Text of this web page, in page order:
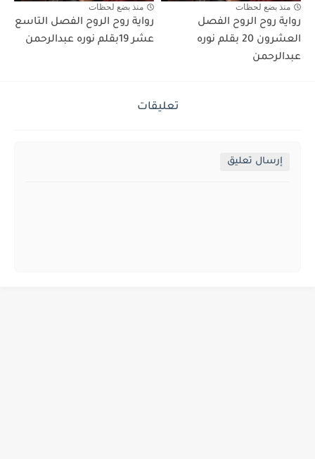
منذ بضع لحظات
رواية روح الروح الفصل
العشرون 20 بقلم نوره
عبدالرحمن
منذ بضع لحظات
رواية روح الروح الفصل التاسع
عشر 19بقلم نوره عبدالرحمن
تعليقات
إرسال تعليق